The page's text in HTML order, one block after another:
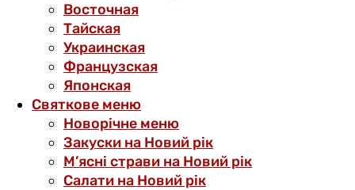
Восточная
Тайская
Украинская
Французская
Японская
Святкове меню
Новорічне меню
Закуски на Новий рік
М’ясні страви на Новий рік
Салати на Новий рік